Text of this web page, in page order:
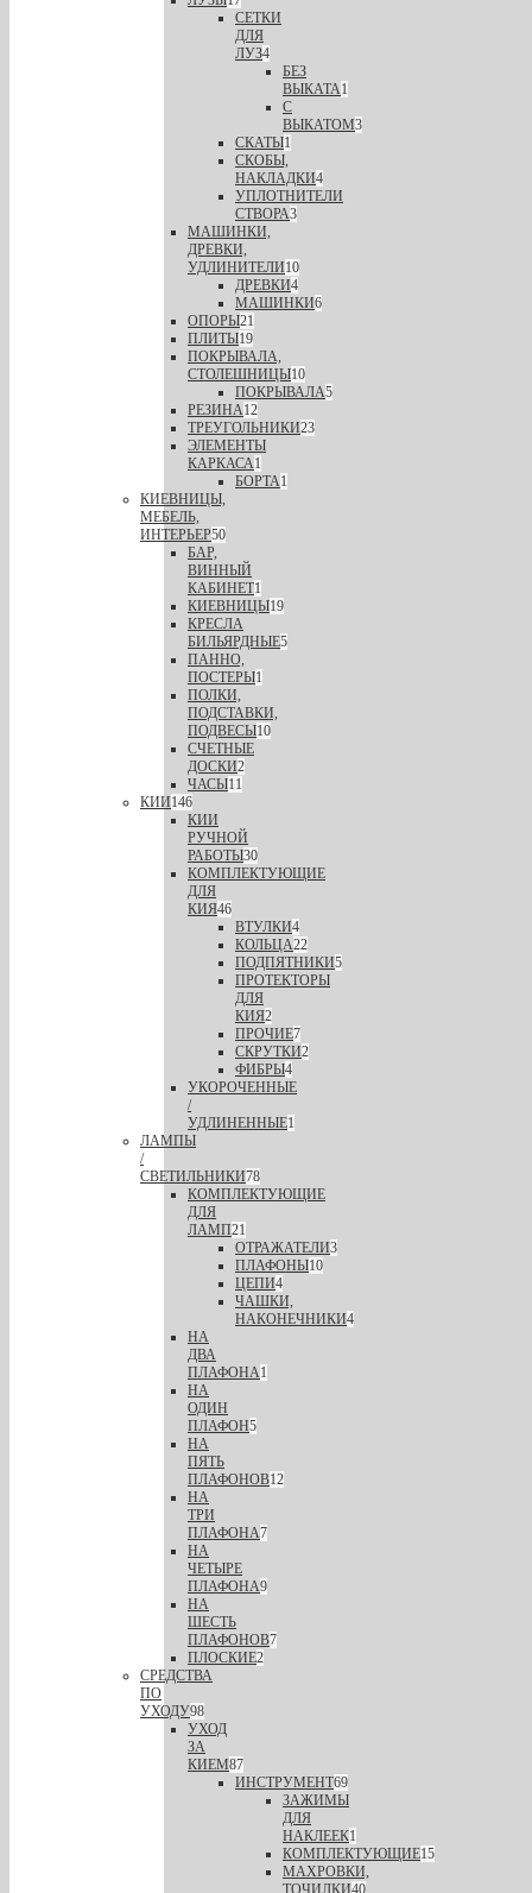
СЕТКИ
ДЛЯ
ЛУЗ4
БЕЗ
ВЫКАТА1
С
ВЫКАТОМ3
СКАТЫ1
СКОБЫ,
НАКЛАДКИ4
УПЛОТНИТЕЛИ
СТВОРА3
МАШИНКИ,
ДРЕВКИ,
УДЛИНИТЕЛИ10
ДРЕВКИ4
МАШИНКИ6
ОПОРЫ21
ПЛИТЫ19
ПОКРЫВАЛА,
СТОЛЕШНИЦЫ10
ПОКРЫВАЛА5
РЕЗИНА12
ТРЕУГОЛЬНИКИ23
ЭЛЕМЕНТЫ
КАРКАСА1
БОРТА1
КИЕВНИЦЫ,
МЕБЕЛЬ,
ИНТЕРЬЕР50
БАР,
ВИННЫЙ
КАБИНЕТ1
КИЕВНИЦЫ19
КРЕСЛА
БИЛЬЯРДНЫЕ5
ПАННО,
ПОСТЕРЫ1
ПОЛКИ,
ПОДСТАВКИ,
ПОДВЕСЫ10
СЧЕТНЫЕ
ДОСКИ2
ЧАСЫ11
КИИ146
КИИ
РУЧНОЙ
РАБОТЫ30
КОМПЛЕКТУЮЩИЕ
ДЛЯ
КИЯ46
ВТУЛКИ4
КОЛЬЦА22
ПОДПЯТНИКИ5
ПРОТЕКТОРЫ
ДЛЯ
КИЯ2
ПРОЧИЕ7
СКРУТКИ2
ФИБРЫ4
УКОРОЧЕННЫЕ
/
УДЛИНЕННЫЕ1
ЛАМПЫ
/
СВЕТИЛЬНИКИ78
КОМПЛЕКТУЮЩИЕ
ДЛЯ
ЛАМП21
ОТРАЖАТЕЛИ3
ПЛАФОНЫ10
ЦЕПИ4
ЧАШКИ,
НАКОНЕЧНИКИ4
НА
ДВА
ПЛАФОНА1
НА
ОДИН
ПЛАФОН5
НА
ПЯТЬ
ПЛАФОНОВ12
НА
ТРИ
ПЛАФОНА7
НА
ЧЕТЫРЕ
ПЛАФОНА9
НА
ШЕСТЬ
ПЛАФОНОВ7
ПЛОСКИЕ2
СРЕДСТВА
ПО
УХОДУ98
УХОД
ЗА
КИЕМ87
ИНСТРУМЕНТ69
ЗАЖИМЫ
ДЛЯ
НАКЛЕЕК1
КОМПЛЕКТУЮЩИЕ15
МАХРОВКИ,